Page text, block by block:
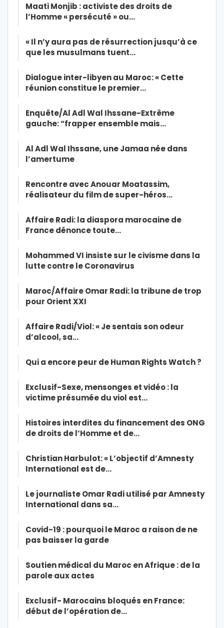
Maati Monjib : activiste des droits de
l’Homme « persécuté » ou…
« Il n’y aura pas de résurrection jusqu’à ce
que les musulmans tuent…
Dialogue inter-libyen au Maroc: « Cette
réunion constitue le premier…
Enquête/Al Adl Wal Ihssane-Extrême
gauche: “frapper ensemble mais…
Al Adl Wal Ihssane, une Jamaa née dans
l’amertume
Rencontre avec Anouar Moatassim,
réalisateur du film de super-héros…
Affaire Radi: la diaspora marocaine de
France dénonce toute…
Mohammed VI insiste sur le civisme dans la
lutte contre le Coronavirus
Maroc/Affaire Omar Radi: la tribune de trop
pour Orient XXI
Affaire Radi/Viol: « Je sentais son odeur
d’alcool, sa…
Qui a encore peur de Human Rights Watch ?
Exclusif-Sexe, mensonges et vidéo : la
victime présumée du viol est…
Histoires interdites du financement des ONG
de droits de l’Homme et de…
Christian Harbulot: « L’objectif d’Amnesty
International est de…
Le journaliste Omar Radi utilisé par Amnesty
International dans sa…
Covid-19 : pourquoi le Maroc a raison de ne
pas baisser la garde
Soutien médical du Maroc en Afrique : de la
parole aux actes
Exclusif- Marocains bloqués en France:
début de l’opération de…